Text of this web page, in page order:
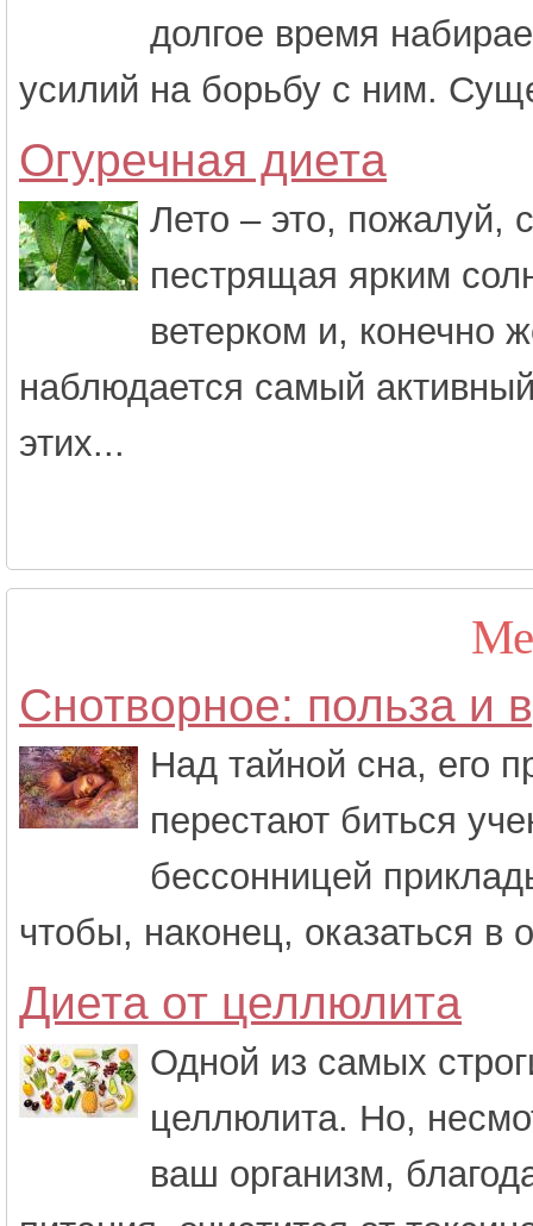
долгое время
усилий на борьбу с ним.
Огуречная диета
Лето – это, пожалуй,
пестрящая ярким
ветерком и, конечно
наблюдается самый
этих...
Снотворное: польза и
Над тайной сна, его
перестают биться
бессонницей
чтобы, наконец, оказаться
Диета от целлюлита
Одной из самых
целлюлита. Но,
ваш организм,